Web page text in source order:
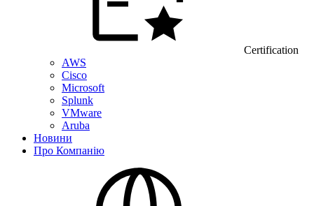
Certification
AWS
Cisco
Microsoft
Splunk
VMware
Aruba
Новини
Про Компанію